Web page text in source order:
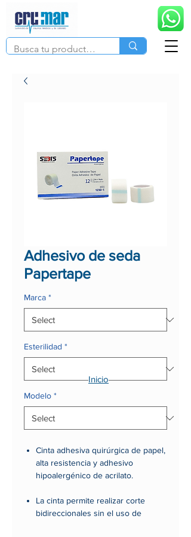
Adhesivo de seda
Papertape
Marca *
Esterilidad *
Modelo *
Cinta adhesiva quirúrgica de papel,
alta resistencia y adhesivo
hipoalergénico de acrilato.
La cinta permite realizar corte
bidireccionales sin el uso de
Inicio